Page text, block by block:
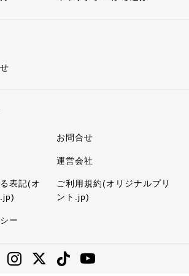
お問合せ
運営会社
表記(オ
ご利用規約(オリジナルプリ
ント.jp)
ー